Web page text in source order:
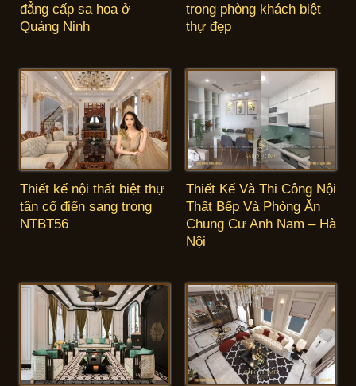
đẳng cấp sa hoa ở
Quảng Ninh
trong phòng khách biệt
thự đẹp
Thiết kế nội thất biệt thự
tân cổ điển sang trọng
NTBT56
Thiết Kế Và Thi Công Nội
Thất Bếp Và Phòng Ăn
Chung Cư Anh Nam – Hà
Nội